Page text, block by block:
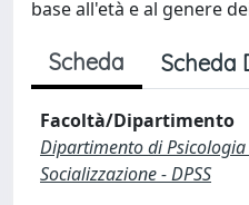
base all'età e al genere
Scheda Scheda
Facoltà/Dipartimento
Dipartimento di
Socializzazione - DPSS